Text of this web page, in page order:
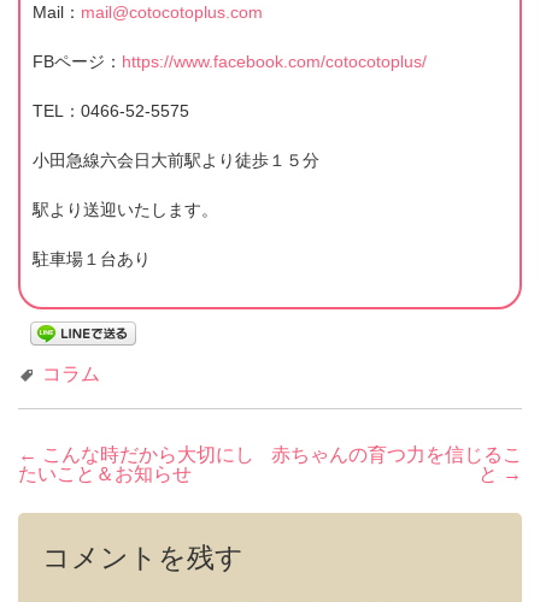
Mail： mail@cotocotoplus.com
FBページ： https://www.facebook.com/cotocotoplus/
TEL：0466-52-5575
小田急線六会日大前駅より徒歩１５分
駅より送迎いたします。
駐車場１台あり
コラム
投
稿
ナ
← こんな時だから大切にし
たいこと＆お知らせ
赤ちゃんの育つ力を信じるこ
と →
コメントを残す